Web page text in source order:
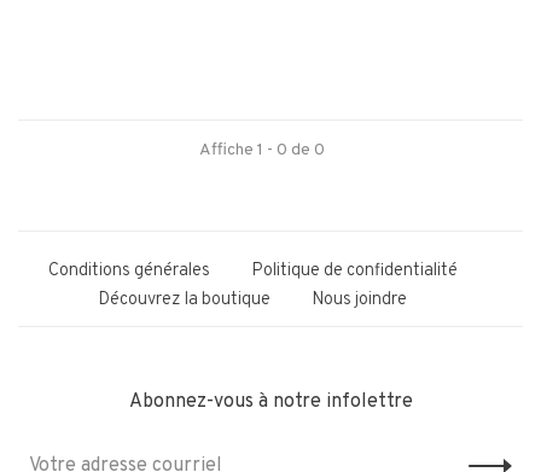
Affiche 1 - 0 de 0
Conditions générales
Politique de confidentialité
Découvrez la boutique
Nous joindre
Abonnez-vous à notre infolettre